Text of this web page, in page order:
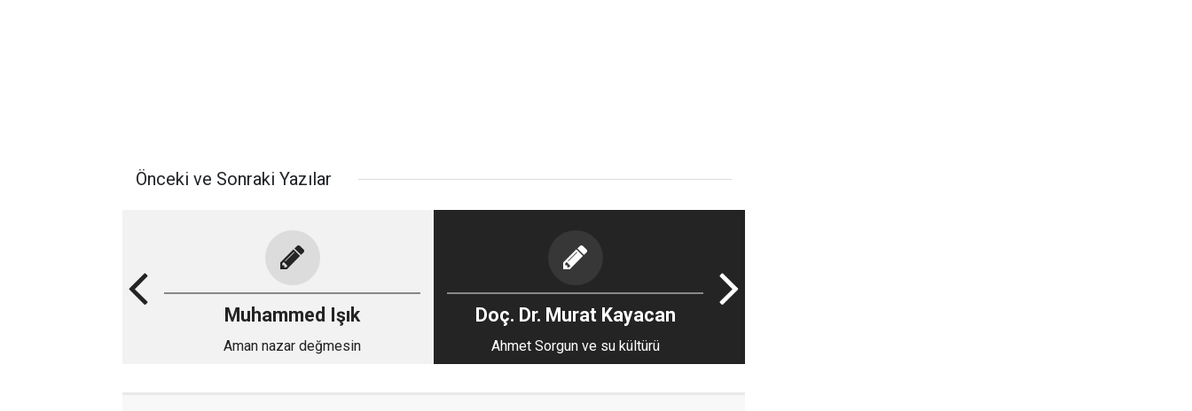
Önceki ve Sonraki Yazılar
Muhammed Işık
Aman nazar değmesin
Doç. Dr. Murat Kayacan
Ahmet Sorgun ve su kültürü